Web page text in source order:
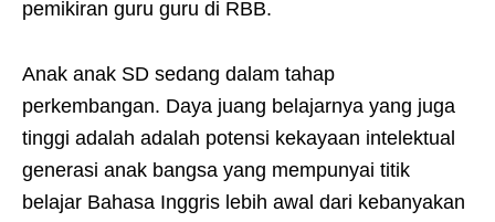
pemikiran guru guru di RBB.
Anak anak SD sedang dalam tahap
perkembangan. Daya juang belajarnya yang juga
tinggi adalah adalah potensi kekayaan intelektual
generasi anak bangsa yang mempunyai titik
belajar Bahasa Inggris lebih awal dari kebanyakan